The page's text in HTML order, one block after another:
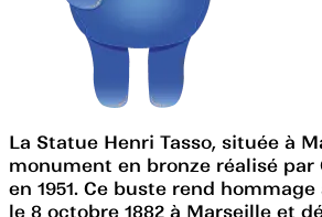
La Statue Henri Tasso, située à
monument en bronze réalisé par
en 1951. Ce buste rend hommage
le 8 octobre 1882 à Marseille et